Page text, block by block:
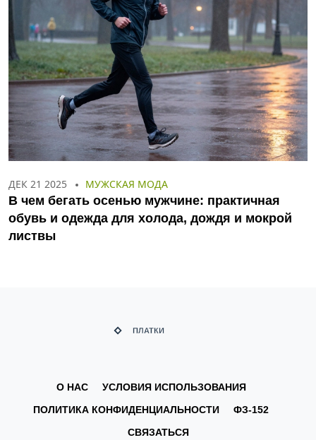
ДЕК 21 2025 МУЖСКАЯ МОДА
В чем бегать осенью мужчине: практичная
обувь и одежда для холода, дождя и мокрой
листвы
О НАС
УСЛОВИЯ ИСПОЛЬЗОВАНИЯ
ПОЛИТИКА КОНФИДЕНЦИАЛЬНОСТИ
ФЗ-152
СВЯЗАТЬСЯ